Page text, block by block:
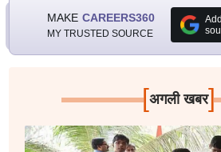
MAKE CAREERS360
MY TRUSTED SOURCE
[अगली खबर]